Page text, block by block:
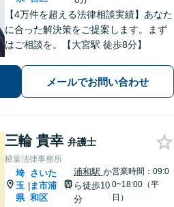
【4万件を超える法律相談実績】あなた
に合った解決策をご提案します。まず
はご相談を。【大宮駅 徒歩8分】
メールでお問い合わせ
三輪 貴幸 弁護士
樟葉法律事務所
埼
玉
県
|
さいた
ま市浦
和区
浦和駅 か
ら徒歩10
分
営業時間：09:0
0~18:00（平
日）